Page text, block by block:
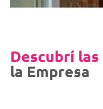
Descubrí las
la Empresa